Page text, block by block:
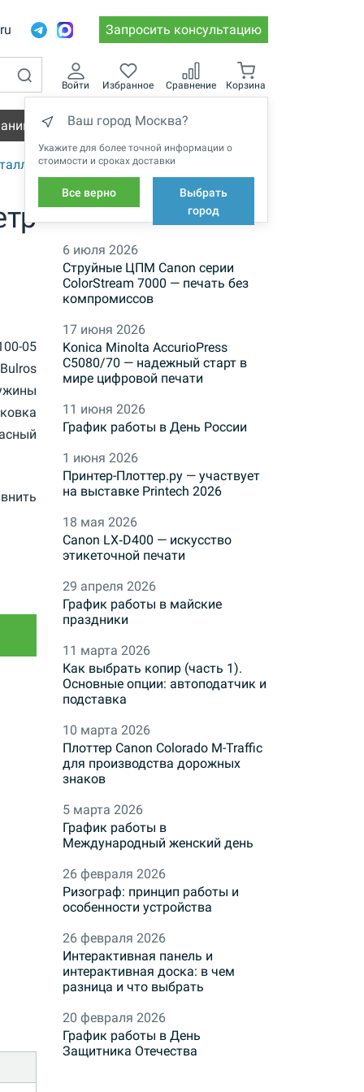
Запросить консультацию
Войти Избранное Сравнение Корзина
Ваш город Москва?
Укажите для более точной информации о
стоимости и сроках доставки
Все верно
Выбрать
город
Вакансии
05
Bulros
НОВОСТИ
6 июля 2026
Струйные ЦПМ Canon серии
ColorStream 7000 — печать без
компромиссов
17 июня 2026
Konica Minolta AccurioPress
C5080/70 — надежный старт в
мире цифровой печати
11 июня 2026
График работы в День России
1 июня 2026
Принтер-Плоттер.ру — участвует
на выставке Printech 2026
18 мая 2026
Canon LX‑D400 — искусство
этикеточной печати
29 апреля 2026
График работы в майские
праздники
11 марта 2026
Как выбрать копир (часть 1).
Основные опции: автоподатчик и
подставка
10 марта 2026
Плоттер Canon Colorado M-Traffic
для производства дорожных
знаков
5 марта 2026
График работы в
Международный женский день
26 февраля 2026
Ризограф: принцип работы и
особенности устройства
26 февраля 2026
Интерактивная панель и
интерактивная доска: в чем
разница и что выбрать
20 февраля 2026
График работы в День
Защитника Отечества